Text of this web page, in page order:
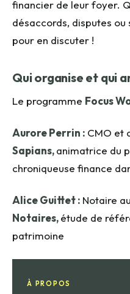
financier de leur foyer.
désaccords, disputes
pour en discuter !
Qui organise et qui
Le programme Focus
Aurore Perrin : CMO et
Sapians,animatrice du
chroniqueuse finance
Alice Guittet : Notaire
Notaires,étude de
patrimoine
À PROPOS